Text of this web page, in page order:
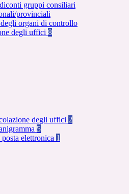
gruppi consiliari
provinciali
organi di controllo
degli uffici 8
degli uffici 2
5
elettronica 1